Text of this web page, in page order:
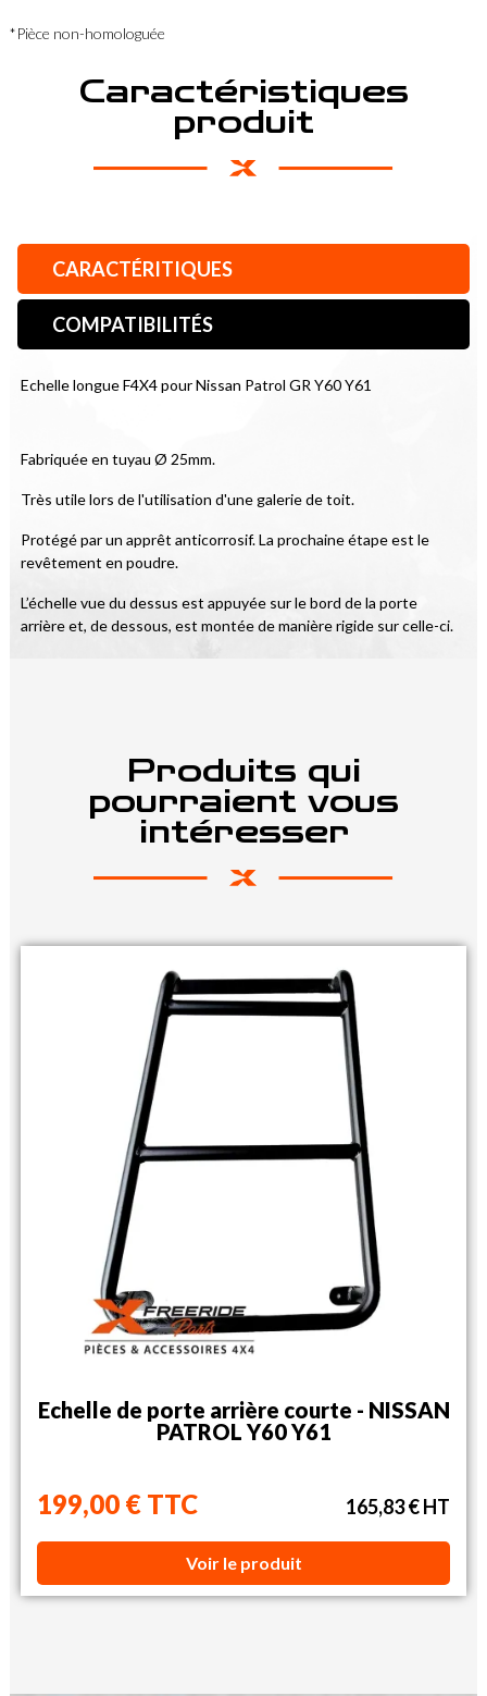
*Pièce non-homologuée
Caractéristiques
produit
CARACTÉRITIQUES
COMPATIBILITÉS
Echelle longue F4X4 pour Nissan Patrol GR Y60 Y61
Fabriquée en tuyau Ø 25mm.
Très utile lors de l'utilisation d'une galerie de toit.
Protégé par un apprêt anticorrosif. La prochaine étape est le
revêtement en poudre.
L’échelle vue du dessus est appuyée sur le bord de la porte
arrière et, de dessous, est montée de manière rigide sur celle-ci.
Produits qui
pourraient vous
intéresser
Echelle de porte arrière courte - NISSAN
PATROL Y60 Y61
199,00 € TTC 165,83 € HT
Voir le produit